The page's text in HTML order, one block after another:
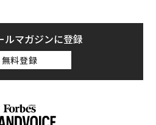
ルマガジンに登録
無料登録